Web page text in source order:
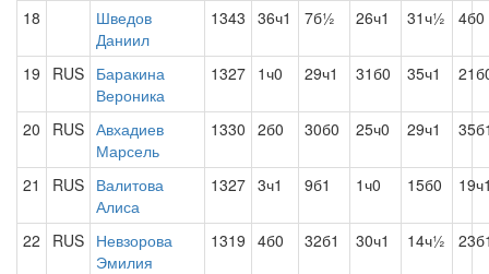
18
Шведов
Даниил
1343 36ч1 7б½ 26ч1 31ч½ 4б0
19 RUS Баракина
Вероника
1327 1ч0 29ч1 31б0 35ч1
20 RUS Авхадиев
Марсель
1330 2б0 30б0 25ч0 29ч1
21 RUS Валитова
Алиса
1327 3ч1 9б1 1ч0 15б0
22 RUS Невзорова
Эмилия
1319 4б0 32б1 30ч1 14ч½